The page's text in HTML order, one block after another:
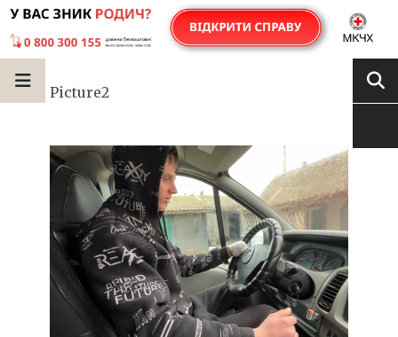
Picture2